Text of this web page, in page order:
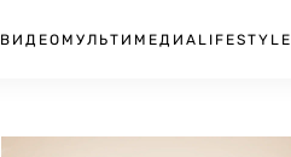
ВИДЕО МУЛЬТИМЕДИА LIFESTYLE